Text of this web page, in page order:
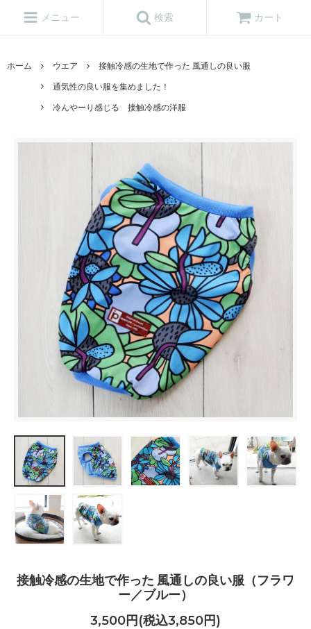
メニュー 検索 カート
ホーム ウエア
接触冷感の生地で作った 風通しの良い服
通気性の良い服を集めました！
冷んやーり感じる 接触冷感の洋服
接触冷感の生地で作った 風通しの良い服（フラワ
ー／ブルー）
3,500円(税込3,850円)